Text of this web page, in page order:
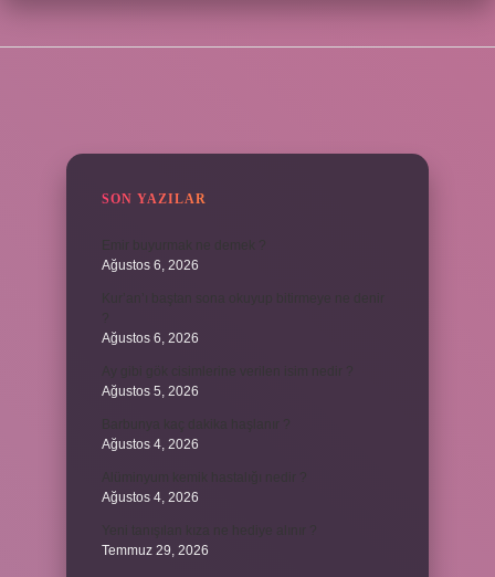
SON YAZILAR
Ağustos 6, 2026
Ağustos 6, 2026
Ağustos 5, 2026
Ağustos 4, 2026
Ağustos 4, 2026
Temmuz 29, 2026